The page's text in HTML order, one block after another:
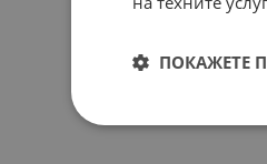
ПОКАЖЕТЕ